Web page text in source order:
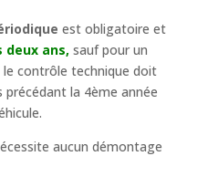
est obligatoire et
deux ans, sauf pour un
le contrôle technique doit
la 4ème année
aucun démontage